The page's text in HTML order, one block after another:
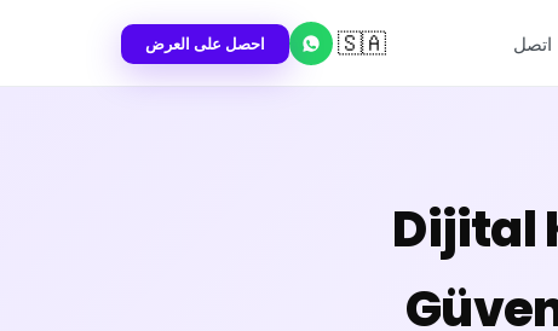
اتصل 🇸🇦 احصل على العرض
Dijital